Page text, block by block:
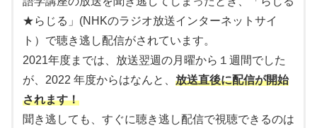
★らじる」(NHKのラジオ放送インターネットサイ
ト）で聴き逃し配信がされています。
2021年度までは、放送翌週の月曜から１週間でした
が、2022 年度からはなんと、 放送直後に配信が開始
されます！
聞き逃しても、すぐに聴き逃し配信で視聴できるのは